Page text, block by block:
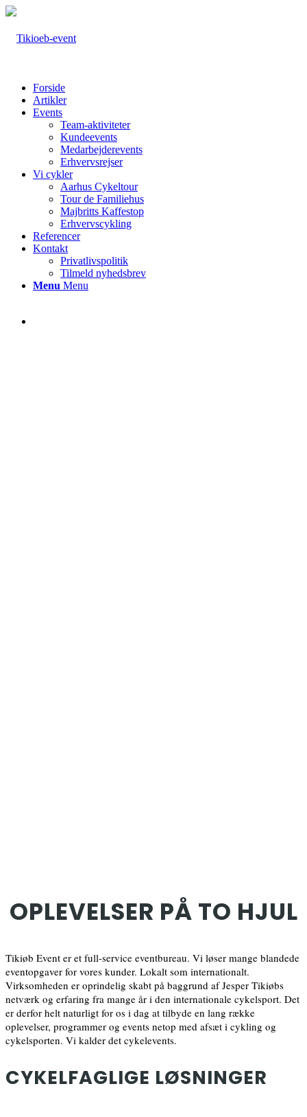
Forside
Artikler
Events
Team-aktiviteter
Kundeevents
Medarbejderevents
Erhvervsrejser
Vi cykler
Aarhus Cykeltour
Tour de Familiehus
Majbritts Kaffestop
Erhvervscykling
Referencer
Kontakt
Privatlivspolitik
Tilmeld nyhedsbrev
Menu Menu
OPLEVELSER PÅ TO HJUL
Tikiøb Event er et full-service eventbureau. Vi løser mange blandede
eventopgaver for vores kunder. Lokalt som internationalt.
Virksomheden er oprindelig skabt på baggrund af Jesper Tikiøbs
netværk og erfaring fra mange år i den internationale cykelsport. Det
er derfor helt naturligt for os i dag at tilbyde en lang række
oplevelser, programmer og events netop med afsæt i cykling og
cykelsporten. Vi kalder det cykelevents.
CYKELFAGLIGE LØSNINGER